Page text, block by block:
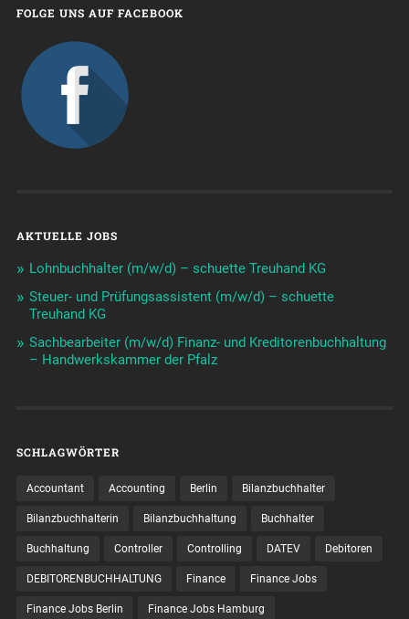
FOLGE UNS AUF FACEBOOK
AKTUELLE JOBS
Lohnbuchhalter (m/w/d) – schuette Treuhand KG
Steuer- und Prüfungsassistent (m/w/d) – schuette
Treuhand KG
Sachbearbeiter (m/w/d) Finanz- und Kreditorenbuchhaltung
– Handwerkskammer der Pfalz
SCHLAGWÖRTER
Accountant Accounting Berlin Bilanzbuchhalter
Bilanzbuchhalterin Bilanzbuchhaltung Buchhalter
Buchhaltung Controller Controlling DATEV Debitoren
DEBITORENBUCHHALTUNG Finance Finance Jobs
Finance Jobs Berlin Finance Jobs Hamburg